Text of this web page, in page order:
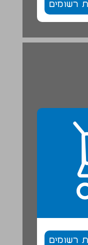
רשומים
רשומים